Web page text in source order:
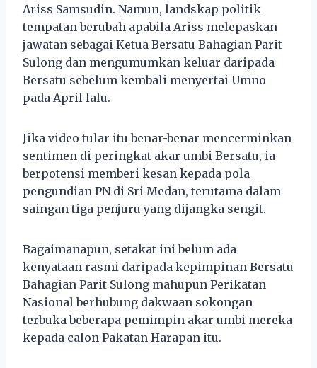
Ariss Samsudin. Namun, landskap politik
tempatan berubah apabila Ariss melepaskan
jawatan sebagai Ketua Bersatu Bahagian Parit
Sulong dan mengumumkan keluar daripada
Bersatu sebelum kembali menyertai Umno
pada April lalu.
Jika video tular itu benar-benar mencerminkan
sentimen di peringkat akar umbi Bersatu, ia
berpotensi memberi kesan kepada pola
pengundian PN di Sri Medan, terutama dalam
saingan tiga penjuru yang dijangka sengit.
Bagaimanapun, setakat ini belum ada
kenyataan rasmi daripada kepimpinan Bersatu
Bahagian Parit Sulong mahupun Perikatan
Nasional berhubung dakwaan sokongan
terbuka beberapa pemimpin akar umbi mereka
kepada calon Pakatan Harapan itu.